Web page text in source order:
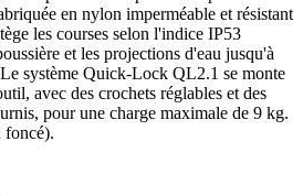
en nylon imperméable et résistant
les courses selon l'indice IP53
et les projections d'eau jusqu'à
système Quick-Lock QL2.1 se monte
avec des crochets réglables et des
pour une charge maximale de 9 kg.
foncé).